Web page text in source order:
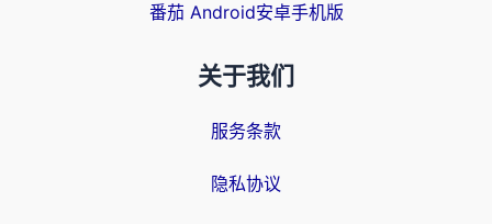
番茄 Android安卓手机版
关于我们
服务条款
隐私协议